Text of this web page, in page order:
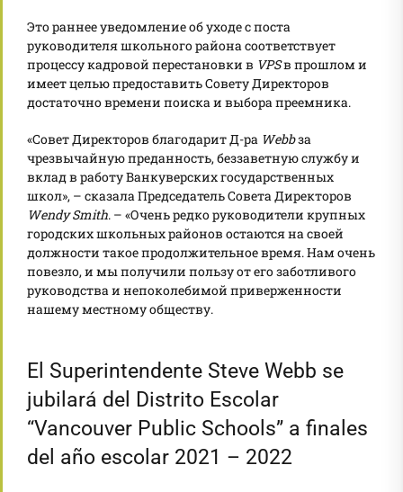
Это раннее уведомление об уходе с поста
руководителя школьного района соответствует
процессу кадровой перестановки в VPSв прошлом и
имеет целью предоставить Совету Директоров
достаточно времени поиска и выбора преемника.
«Совет Директоров благодарит Д-ра Webbза
чрезвычайную преданность, беззаветную службу и
вклад в работу Ванкуверских государственных
школ», – сказала Председатель Совета Директоров
Wendy Smith. – «Очень редко руководители крупных
городских школьных районов остаются на своей
должности такое продолжительное время. Нам очень
повезло, и мы получили пользу от его заботливого
руководства и непоколебимой приверженности
нашему местному обществу.
El Superintendente Steve Webb se
jubilará del Distrito Escolar
“Vancouver Public Schools” a finales
del año escolar 2021 – 2022